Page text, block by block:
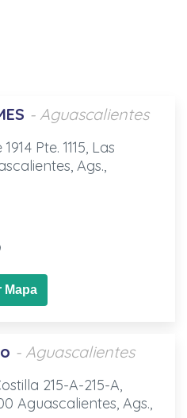
- Aguascalientes
Pte. 1115, Las
Ags.,
Mapa
- Aguascalientes
215-A-215-A,
Aguascalientes, Ags.,